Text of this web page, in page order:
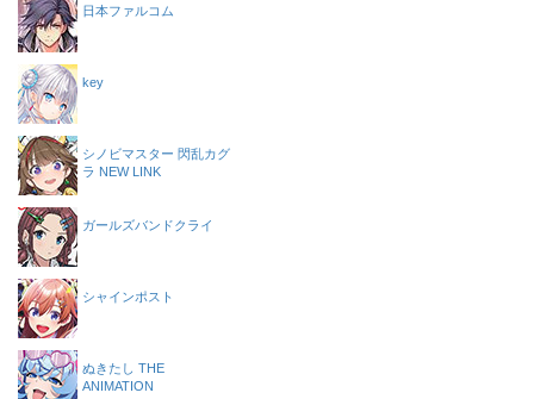
日本ファルコム
key
シノビマスター 閃乱カグ
ラ NEW LINK
ガールズバンドクライ
シャインポスト
ぬきたし THE
ANIMATION